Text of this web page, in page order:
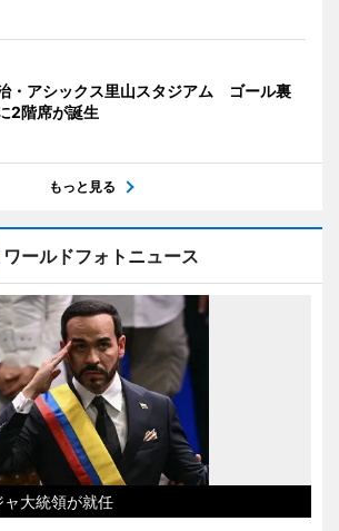
・アシックス里山スタジアム ゴール裏
2階席が誕生
もっと見る
ワールドフォトニュース
大統領が就任